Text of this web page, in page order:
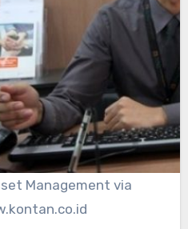
Management via